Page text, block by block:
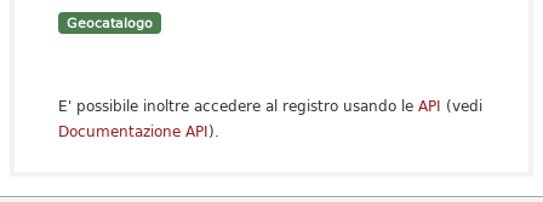
Geocatalogo
E' possibile inoltre accedere al registro usando le API (vedi
Documentazione API).